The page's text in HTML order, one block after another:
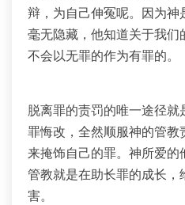
辩，为自己伸冤呢。因为
毫无隐藏，他知道关于我们
不会以无罪的作为有罪的。
脱离罪的责罚的唯一途径就
罪悔改，全然顺服神的管
来掩饰自己的罪。神所爱的
管教就是在助长罪的成长
害。